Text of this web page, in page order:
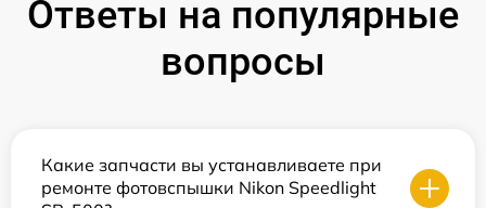
Ответы на популярные
вопросы
Какие запчасти вы устанавливаете при
ремонте фотовспышки Nikon Speedlight